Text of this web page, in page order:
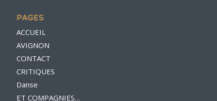
PAGES
ACCUEIL
AVIGNON
CONTACT
CRITIQUES
Danse
ET COMPAGNIES…